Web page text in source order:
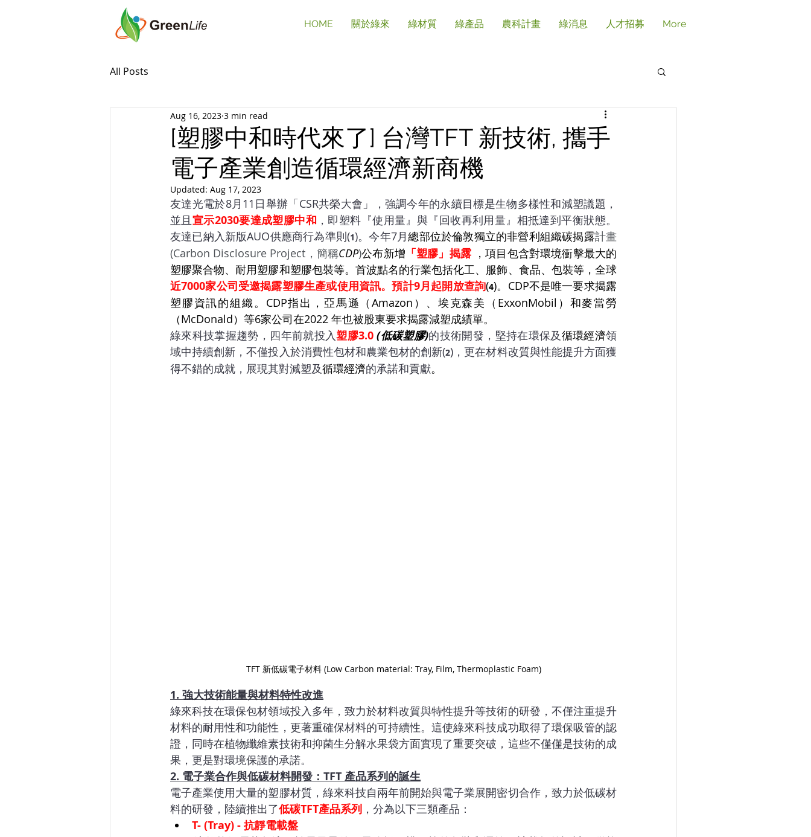
HOME 關於綠來 綠材質 綠產品 農科計畫 綠消息 人才招募 More
All Posts
[塑膠中和時代來了] 台灣TFT 新技術, 攜手
電子產業創造循環經濟新商機
Aug 16, 2023 3 min read
Updated: Aug 17, 2023
友達光電於8月11日舉辦「CSR共榮大會」，強調今年的永續目標是生物多樣性和減塑議題，
並且 宣示2030要達成塑膠中和 ，即塑料『使用量』與『回收再利用量』相抵達到平衡狀態。
友達已納入新版AUO供應商行為準則(1)。今年7月總部位於倫敦獨立的非營利組織碳揭露計畫
(Carbon Disclosure Project，簡稱CDP)公布新增 「塑膠」揭露 ，項目包含對環境衝擊最大的
塑膠聚合物、耐用塑膠和塑膠包裝等。首波點名的行業包括化工、服飾、食品、包裝等，全球
近7000家公司受邀揭露塑膠生產或使用資訊。預計9月起開放查詢(4)。CDP不是唯一要求揭露
塑膠資訊的組織。CDP指出，亞馬遜（Amazon）、埃克森美（ExxonMobil）和麥當勞
（McDonald）等6家公司在2022 年也被股東要求揭露減塑成績單。
綠來科技掌握趨勢，四年前就投入塑膠3.0 (低碳塑膠)的技術開發，堅持在環保及循環經濟領
域中持續創新，不僅投入於消費性包材和農業包材的創新(2)，更在材料改質與性能提升方面獲
得不錯的成就，展現其對減塑及循環經濟的承諾和貢獻。
TFT 新低碳電子材料 (Low Carbon material: Tray, Film, Thermoplastic Foam)
1. 強大技術能量與材料特性改進
綠來科技在環保包材領域投入多年，致力於材料改質與特性提升等技術的研發，不僅注重提升
材料的耐用性和功能性，更著重確保材料的可持續性。這使綠來科技成功取得了環保吸管的認
證，同時在植物纖維素技術和抑菌生分解水果袋方面實現了重要突破，這些不僅僅是技術的成
果，更是對環境保護的承諾。
2. 電子業合作與低碳材料開發：TFT 產品系列的誕生
電子產業使用大量的塑膠材質，綠來科技自兩年前開始與電子業展開密切合作，致力於低碳材
料的研發，陸續推出了低碳TFT產品系列 ，分為以下三類產品：
T- (Tray) - 抗靜電載盤